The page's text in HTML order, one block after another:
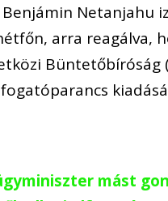
Netanjahu
arra reagálva,
Büntetőbíróság
mást